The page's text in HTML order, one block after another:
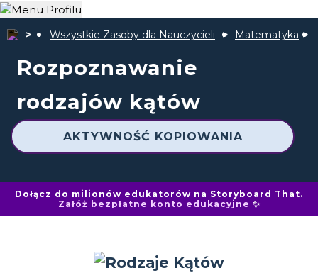
Wszystkie Zasoby dla Nauczycieli Matematyka
Rozpoznawanie
rodzajów kątów
AKTYWNOŚĆ KOPIOWANIA
Dołącz do milionów edukatorów na Storyboard That.
Załóż bezpłatne konto edukacyjne ✨